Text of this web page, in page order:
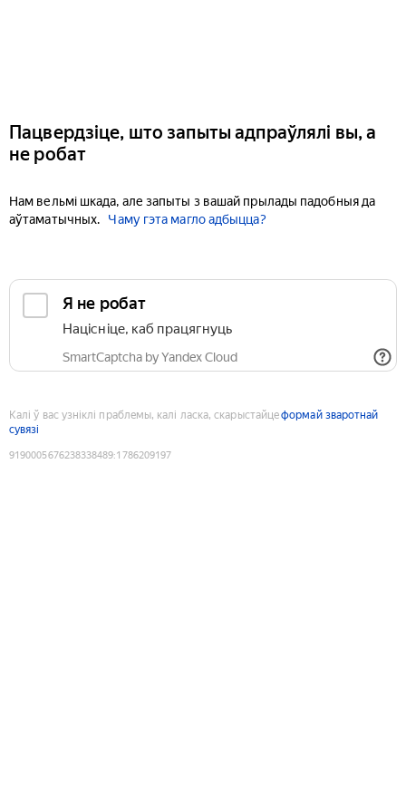
Пацвердзіце, што запыты адпраўлялі вы, а
не робат
Нам вельмі шкада, але запыты з вашай прылады падобныя да
аўтаматычных.
Чаму гэта магло адбыцца?
Я не робат
Націсніце, каб працягнуць
SmartCaptcha by Yandex Cloud
Калі ў вас узніклі праблемы, калі ласка, скарыстайцеформай зваротнай
сувязі
9190005676238338489:1786209197